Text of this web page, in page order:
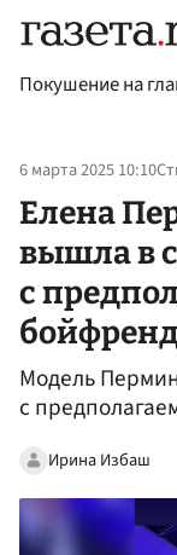
Покушение на
6 марта 2025 10:10
Елена
вышла в
с
Модель
с
Ирина Избаш